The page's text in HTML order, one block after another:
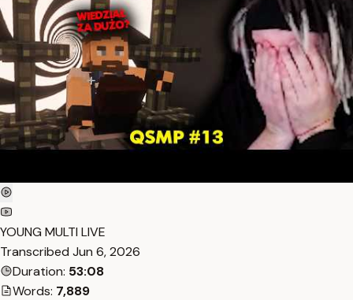
YOUNG MULTI LIVE
Transcribed Jun 6, 2026
Duration: 53:08
Words: 7,889